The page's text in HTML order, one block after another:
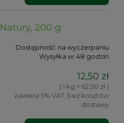
200 g
Dostępność: na wyczerpaniu
Wysyłka w: 48 godzin
12,50 zł
( 1 kg = 62,50 zł )
zawiera 5% VAT, bez kosztów
dostawy